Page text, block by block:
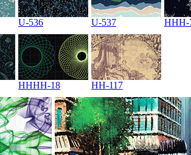
U-536 U-537 HHH-
HHHH-18 HH-117